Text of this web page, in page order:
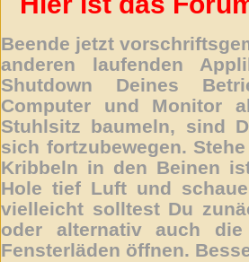
Beende jetzt
anderen laufenden
Shutdown Deines
Computer und Monitor
Stuhlsitz baumeln, sind
sich fortzubewegen.
Kribbeln in den Beinen
Hole tief Luft und
vielleicht solltest Du
oder alternativ auch
Fensterläden öffnen.